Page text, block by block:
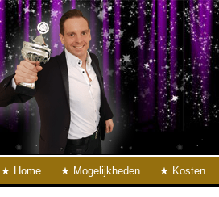
Home Mogelijkheden Kosten